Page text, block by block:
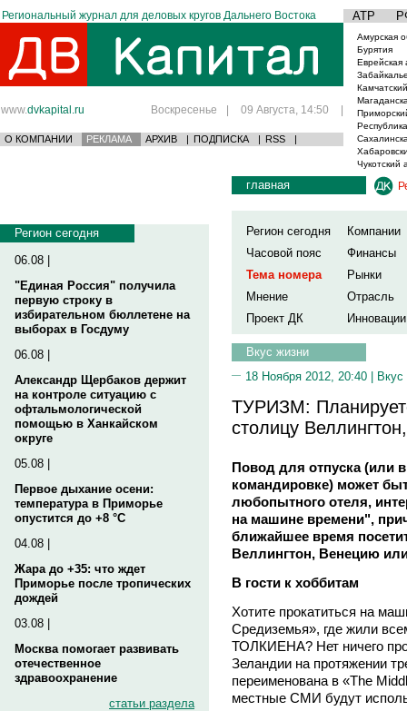
Региональный журнал для деловых кругов Дальнего Востока АТР
www.dvkapital.ru Воскресенье | 09 Августа, 14:50 |
О КОМПАНИИ РЕКЛАМА АРХИВ | ПОДПИСКА | RSS |
Амурская
Бурятия
Еврейская
Чукотский
Регион сегодня
06.08 |
"Единая Россия" получила
первую строку в
избирательном бюллетене на
выборах в Госдуму
06.08 |
Александр Щербаков держит
на контроле ситуацию с
офтальмологической
помощью в Ханкайском
округе
05.08 |
Первое дыхание осени:
температура в Приморье
опустится до +8 °C
04.08 |
Жара до +35: что ждет
Приморье после тропических
дождей
03.08 |
Москва помогает развивать
отечественное
здравоохранение
статьи раздела
главная
Регион сегодня
Компании
Часовой пояс
Финансы
Тема номера
Рынки
Мнение
Отрасль
Проект ДК
Инновации
Вкус жизни
18 Ноября 2012, 20:40 | Вкус
ТУРИЗМ:
столицу
Повод для отпуска (или
командировке) может
любопытного отеля,
на машине времени",
ближайшее время
Веллингтон, Венецию
В гости к хоббитам
Хотите прокатиться на
Средиземья», где жили
ТОЛКИЕНА? Нет ничего
Зеландии на протяжении
переименована в «The
местные СМИ будут